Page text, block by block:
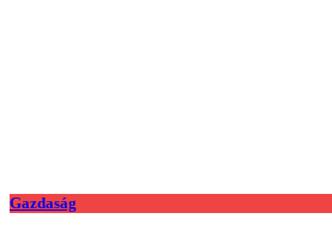
Gazdaság